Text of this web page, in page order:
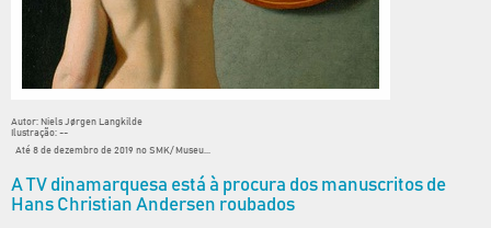
Autor: Niels Jørgen Langkilde
Ilustração: --
Até 8 de dezembro de 2019 no SMK/ Museu...
A TV dinamarquesa está à procura dos manuscritos de
Hans Christian Andersen roubados